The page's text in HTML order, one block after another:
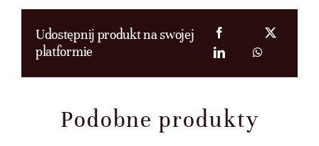
Udostępnij produkt na swojej
platformie
Podobne produkty